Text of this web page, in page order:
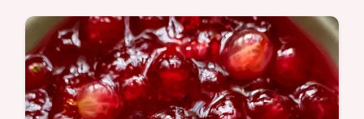
Stachelbeermarmelade Thermomix. Die
Zubereitung in Einzelschritten hilft Ihnen
beim Einkochen. Jetzt ausprobieren!